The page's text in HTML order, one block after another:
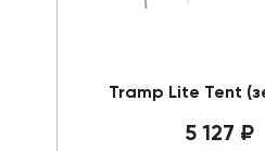
Tramp Lite Tent
5 127 ₽